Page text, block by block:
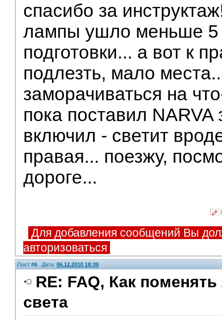
спасибо за
лампы ушло меньше 5
подготовки... а вот к
подлезть, мало
заморачиваться на
пока поставил NARVA
включил - светит
правая... поезжу,
дороге...
Для добавления сообщений Вы
авторизоваться
Пост #6 Дата: 06.12.2010 18:39
RE: FAQ, Как
света